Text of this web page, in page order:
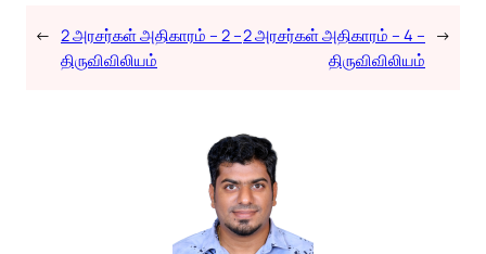
← 2 அரசர்கள் அதிகாரம் – 2 –
திருவிவிலியம்
2 அரசர்கள் அதிகாரம் – 4 –
திருவிவிலியம்
→